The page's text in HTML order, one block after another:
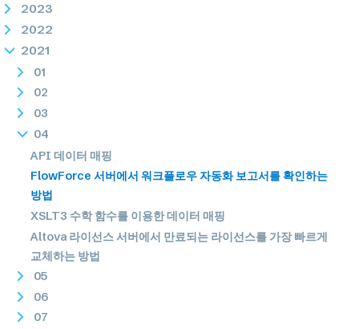
2023
2022
2021
01
02
03
04
API 데이터 매핑
FlowForce 서버에서 워크플로우 자동화 보고서를 확인하는
방법
XSLT3 수학 함수를 이용한 데이터 매핑
Altova 라이선스 서버에서 만료되는 라이선스를 가장 빠르게
교체하는 방법
05
06
07